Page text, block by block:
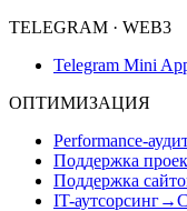
TELEGRAM · WEB3
Telegram Mini
ОПТИМИЗАЦИЯ
Performance-
Поддержка
Поддержка
IT-аутсорсинг→